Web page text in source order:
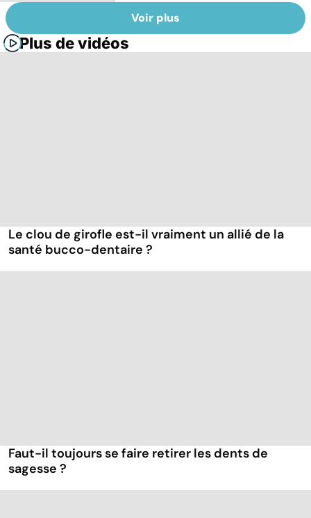
Voir plus
Plus de vidéos
Le clou de girofle est-il vraiment un allié de la
santé bucco-dentaire ?
Faut-il toujours se faire retirer les dents de
sagesse ?